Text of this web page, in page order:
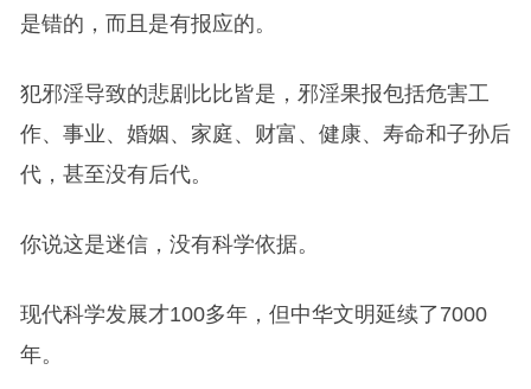
是错的，而且是有报应的。
犯邪淫导致的悲剧比比皆是，邪淫果报包括危害工
作、事业、婚姻、家庭、财富、健康、寿命和子孙后
代，甚至没有后代。
你说这是迷信，没有科学依据。
现代科学发展才100多年，但中华文明延续了7000
年。